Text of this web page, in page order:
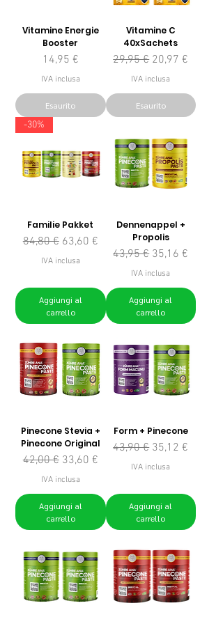
Vitamine Energie
Booster
Prezzo
14,95 €
IVA inclusa
Esaurito
Vitamine C
40xSachets
Prezzo regolare
29,95 € Prezzo scontato
20,97 €
IVA inclusa
Esaurito
-30%
Familie Pakket
Prezzo regolare
84,80 € Prezzo scontato
63,60 €
IVA inclusa
Aggiungi al
carrello
Dennenappel +
Propolis
Prezzo regolare
43,95 € Prezzo scontato
35,16 €
IVA inclusa
Aggiungi al
carrello
Pinecone Stevia +
Pinecone Original
Prezzo regolare
42,00 € Prezzo scontato
33,60 €
IVA inclusa
Aggiungi al
carrello
Form + Pinecone
Prezzo regolare
43,90 € Prezzo scontato
35,12 €
IVA inclusa
Aggiungi al
carrello